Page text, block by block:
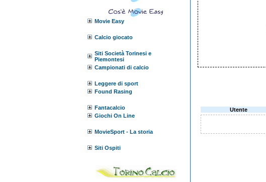
Movie Easy
Calcio giocato
Siti Società Torinesi e
Piemontesi
Campionati di calcio
Leggere di sport
Found Rasing
Fantacalcio
Giochi On Line
MovieSport - La storia
Siti Ospiti
Utente